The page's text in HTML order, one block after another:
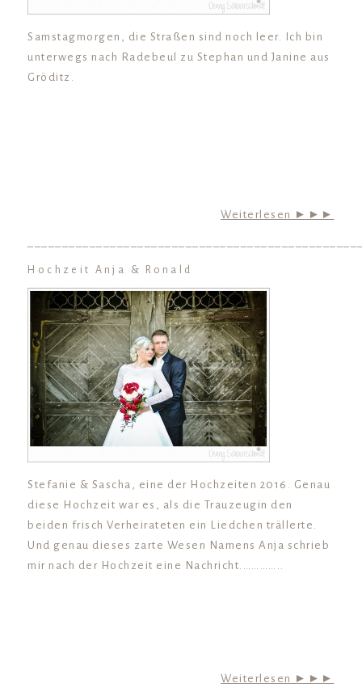
Samstagmorgen, die Straßen sind noch leer. Ich bin
unterwegs nach Radebeul zu Stephan und Janine aus
Gröditz.
Weiterlesen ►►►
Hochzeit Anja & Ronald
Stefanie & Sascha, eine der Hochzeiten 2016. Genau
diese Hochzeit war es, als die Trauzeugin den
beiden frisch Verheirateten ein Liedchen trällerte.
Und genau dieses zarte Wesen Namens Anja schrieb
mir nach der Hochzeit eine Nachricht.…………..
Weiterlesen ►►►